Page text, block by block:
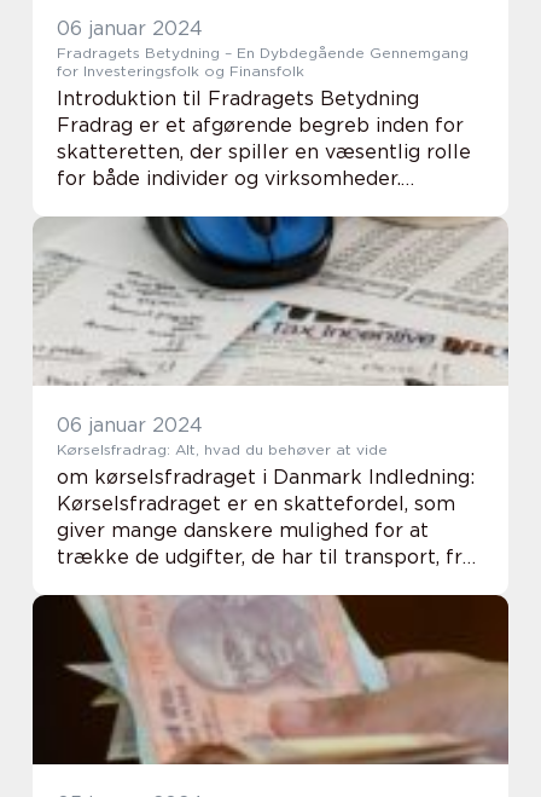
06 januar 2024
Fradragets Betydning – En Dybdegående Gennemgang
for Investeringsfolk og Finansfolk
Introduktion til Fradragets Betydning
Fradrag er et afgørende begreb inden for
skatteretten, der spiller en væsentlig rolle
for både individer og virksomheder.
den skattepligtige indkomst og dermed
reducere den ...
06 januar 2024
Kørselsfradrag: Alt, hvad du behøver at vide
om kørselsfradraget i Danmark Indledning:
Kørselsfradraget er en skattefordel, som
giver mange danskere mulighed for at
trække de udgifter, de har til transport, fra i
ordning, der giver incitament til at pend...